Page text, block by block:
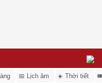
📅 Lịch âm ☀️ Thời tiết